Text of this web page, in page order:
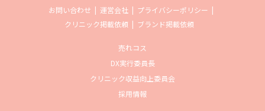
お問い合わせ 運営会社
プライバシーポリシー
クリニック掲載依頼
ブランド掲載依頼
売れコス
DX実行委員長
クリニック収益向上委員会
採用情報